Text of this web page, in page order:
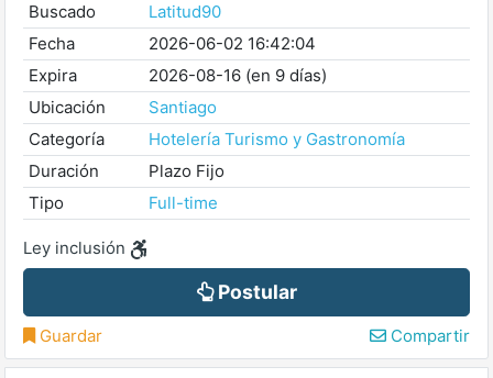
Buscado
Latitud90
Fecha
2026-06-02 16:42:04
Expira
2026-08-16 (en 9 días)
Ubicación
Santiago
Categoría
Hotelería Turismo y Gastronomía
Duración
Plazo Fijo
Tipo
Full-time
Ley inclusión
Postular
Guardar Compartir